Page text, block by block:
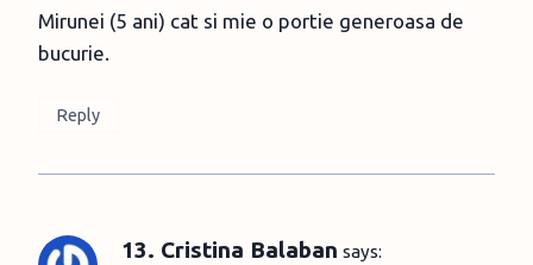
Mirunei (5 ani) cat si mie o portie generoasa de
bucurie.
Reply
13. Cristina Balaban says: